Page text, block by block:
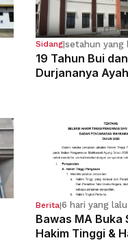
Sidang|setahun yang
19 Tahun Bui dan
Durjananya Ayah
Berita|6 hari yang lalu
Bawas MA Buka
Hakim Tinggi &